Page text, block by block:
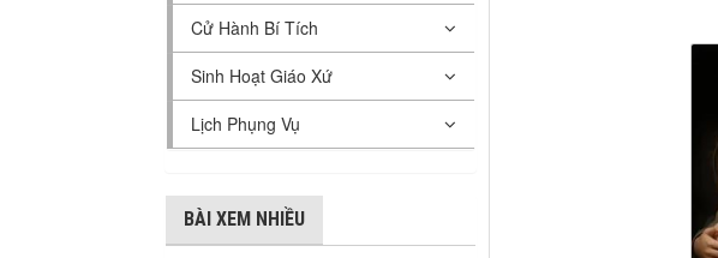
Cử Hành Bí Tích
Sinh Hoạt Giáo Xứ
Lịch Phụng Vụ
BÀI XEM NHIỀU